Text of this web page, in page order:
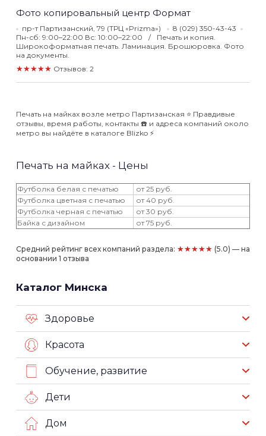
Фото копировальный центр Формат
пр-т Партизанский, 79 (ТРЦ «Prizma»)
8 (029) 350-43-43
Пн-сб: 9:00–22:00 Вс: 10:00–22:00
Печать и копия.
Широкоформатная печать. Ламинация. Брошюровка. Фото
на документы.
★★★★★ Отзывов: 2
Печать на майках возле метро Партизанская ⭐️ Правдивые
отзывы, время работы, контакты ☎️ и адреса компаний около
метро вы найдёте в каталоге Blizko ⚡️
Печать на майках - Цены
Футболка белая с печатью
от 25 руб.
Футболка цветная с печатью
от 40 руб.
Футболка черная с печатью
от 30 руб.
Байка с дизайном
от 75 руб.
Средний рейтинг всех компаний раздела: ★★★★★ (5.0) — на
основании 1 отзыва
Каталог Минска
Здоровье
Красота
Обучение, развитие
Дети
Дом